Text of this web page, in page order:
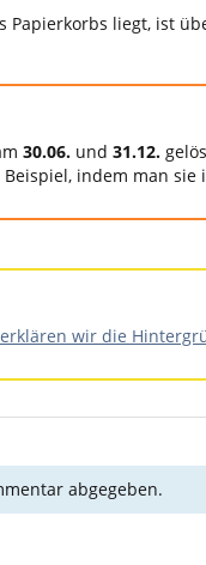
Papierkorbs liegt, ist
30.06. und 31.12.
indem man
wir die
abgegeben.